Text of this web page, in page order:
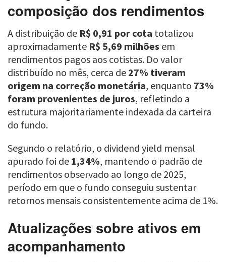
composição dos rendimentos
A distribuição de R$ 0,91 por cota totalizou
aproximadamente R$ 5,69 milhões em
rendimentos pagos aos cotistas. Do valor
distribuído no mês, cerca de 27% tiveram
origem na correção monetária, enquanto 73%
foram provenientes de juros, refletindo a
estrutura majoritariamente indexada da carteira
do fundo.
Segundo o relatório, o dividend yield mensal
apurado foi de 1,34%, mantendo o padrão de
rendimentos observado ao longo de 2025,
período em que o fundo conseguiu sustentar
retornos mensais consistentemente acima de 1%.
Atualizações sobre ativos em
acompanhamento